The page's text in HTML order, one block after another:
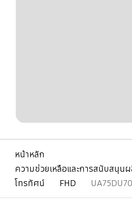
หน้าหลัก
ความช่วยเหลือและการสนับสนุ
โทรทัศน์
FHD